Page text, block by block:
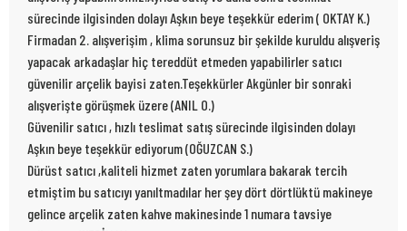
sürecinde ilgisinden dolayı Aşkın beye teşekkür ederim ( OKTAY K.)
Firmadan 2. alışverişim , klima sorunsuz bir şekilde kuruldu alışveriş
yapacak arkadaşlar hiç tereddüt etmeden yapabilirler satıcı
güvenilir arçelik bayisi zaten.Teşekkürler Akgünler bir sonraki
alışverişte görüşmek üzere (ANIL O.)
Güvenilir satıcı , hızlı teslimat satış sürecinde ilgisinden dolayı
Aşkın beye teşekkür ediyorum (OĞUZCAN S.)
Dürüst satıcı ,kaliteli hizmet zaten yorumlara bakarak tercih
etmiştim bu satıcıyı yanıltmadılar her şey dört dörtlüktü makineye
gelince arçelik zaten kahve makinesinde 1 numara tavsiye